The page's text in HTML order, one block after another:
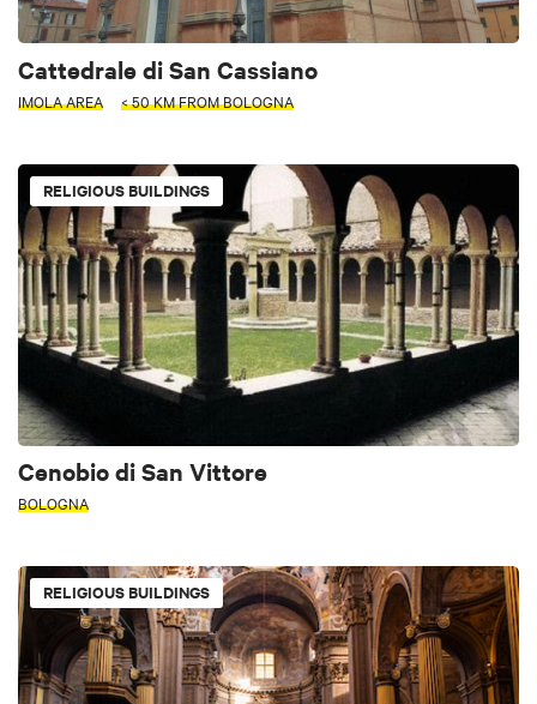
Cattedrale di San Cassiano
IMOLA AREA < 50 KM FROM BOLOGNA
RELIGIOUS BUILDINGS
Cenobio di San Vittore
BOLOGNA
RELIGIOUS BUILDINGS